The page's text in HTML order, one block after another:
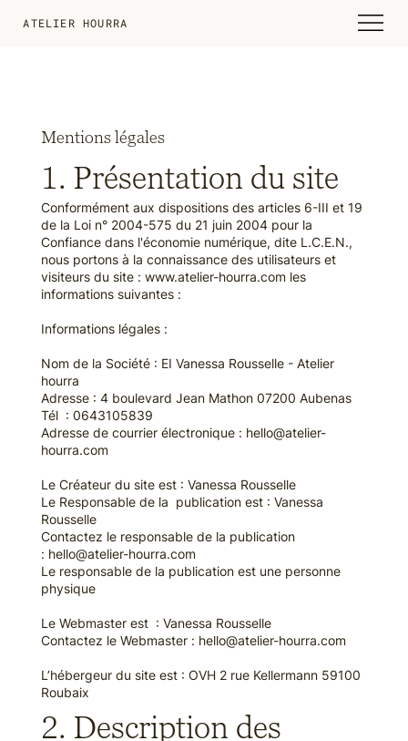
ATELIER HOURRA
Mentions légales
1. Présentation du site
Conformément aux dispositions des articles 6-III et 19
de la Loi n° 2004-575 du 21 juin 2004 pour la
Confiance dans l'économie numérique, dite L.C.E.N.,
nous portons à la connaissance des utilisateurs et
visiteurs du site :www.atelier-hourra.com les
informations suivantes :
Informations légales :
Nom de la Société : EI Vanessa Rousselle - Atelier
hourra
Adresse : 4 boulevard Jean Mathon 07200 Aubenas
Tél : 0643105839
Adresse de courrier électronique : hello@atelier-
hourra.com
Le Créateur du site est : Vanessa Rousselle
Le Responsable de la publication est : Vanessa
Rousselle
Contactez le responsable de la publication
: hello@atelier-hourra.com
Le responsable de la publication est une personne
physique
Le Webmaster est : Vanessa Rousselle
Contactez le Webmaster : hello@atelier-hourra.com
L’hébergeur du site est : OVH 2 rue Kellermann 59100
Roubaix
2. Description des